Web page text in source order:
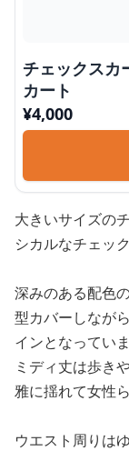
チェックスカ
カート
¥4,000
大きいサイズの
シカルなチェッ
深みのある配色
型カバーしなが
インとなっていま
ミディ丈は歩き
雅に揺れて女性
ウエスト周りは